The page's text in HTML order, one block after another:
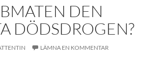
DEN
DÖDSDROGEN?
LÄMNA EN KOMMENTAR